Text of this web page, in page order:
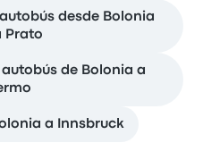
desde Bolonia
Prato
de Bolonia a
a Innsbruck